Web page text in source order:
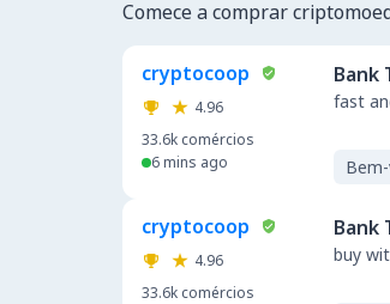
Comece a comprar
cryptocoop
4.96
33.6k comércios
6 mins ago
Bank
fast
cryptocoop
4.96
33.6k comércios
Bank
buy